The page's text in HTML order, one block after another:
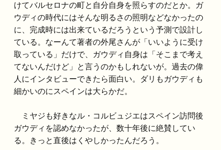
けてバルセロナの町と自分自身を照らすのだとか。ガ
ウディの時代にはそんな明るさの照明などなかったの
に、完成時には出来ているだろうという予測で設計し
ている。なーんて著者の外尾さんが「いいように受け
取っている」だけで、ガウディ自身は「そこまで考え
てないんだけど」と言うのかもしれないが。過去の偉
人にインタビューできたら面白い。ダリもガウディも
細かいのにスペインは大らかだ。
ミヤジも好きなル・コルビュジエはスペイン訪問後
ガウディを認めなかったが、数十年後に絶賛してい
る。きっと直後はくやしかったんだろう。